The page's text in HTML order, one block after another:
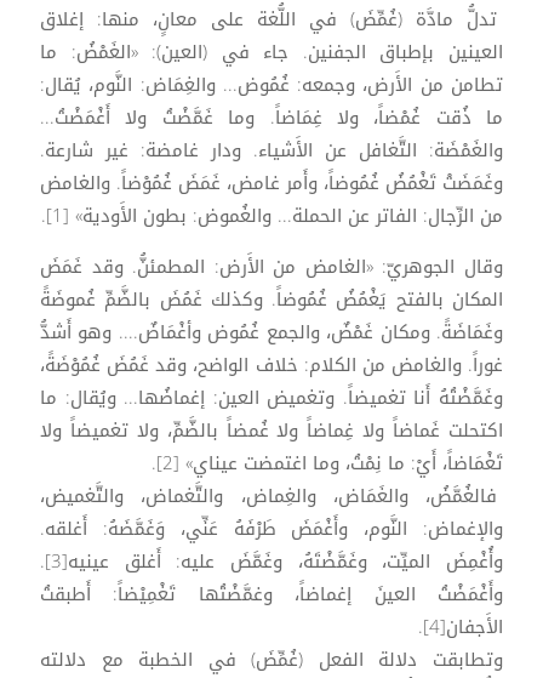
تدلُّ مادَّة (غُمِّضَ) في اللُّغة على معانٍ، منها: إغلاق
العينين بإطباق الجفنين. جاء في (العين): «الغَمْضُ: ما
تطامن من الأَرض، وجمعه: غُمُوض... والغِمَاض: النَّوم، يُقال:
ما ذُقت غُمْضاً، ولا غِمَاضاً. وما غَمَّضْتُ ولا أَغْمَضْتُ...
والغَمْضَة: التَّغافل عن الأَشياء. ودار غامضة: غير شارعة.
وغَمَضَتْ تَغْمُضُ غُمُوضاً، وأَمر غامض، غَمَضَ غُمُوْضاً. والغامض
من الرِّجال: الفاتر عن الحملة... والغُموض: بطون الأَودية» [1].
وقال الجوهريّ: «الغامض من الأَرض: المطمئنُّ. وقد غَمَضَ
المكان بالفتح يَغْمُضُ غُمُوضاً. وكذلك غَمُضَ بالضَّمِّ غُموضَةً
وغَمَاضَةً. ومكان غَمْضٌ، والجمع غُمُوض وأغْمَاضٌ.... وهو أَشدُّ
غوراً. والغامض من الكلام: خلاف الواضح، وقد غَمُضَ غُمُوْضَةً،
وغَمَّضْتُهُ أَنا تغميضاً. وتغميض العين: إغماضُها... ويُقال: ما
اكتحلت غَماضاً ولا غِماضاً ولا غُمضاً بالضَّمِّ، ولا تغميضاً ولا
تَغْمَاضاً، أَيْ: ما نِمْتُ، وما اغتمضت عيناي» [2].
فالغُمَّضُ، والغَمَاض، والغِماض، والتَّغماض، والتَّغميض،
والإغماض: النَّوم، وأَغْمَضَ طَرْفَهُ عَنِّي، وَغَمَّضَهُ: أَغلقه.
وأُغْمِضَ الميِّت، وغَمَّضْتَهُ، وغَمَّضَ عليه: أَغلق عينيه[3].
وأَغْمَضْتُ العينَ إغماضاً، وغمَّضْتُها تَغْمِيْضاً: أَطبقتُ
الأَجفان[4].
وتطابقت دلالة الفعل (غُمِّضَ) في الخطبة مع دلالته